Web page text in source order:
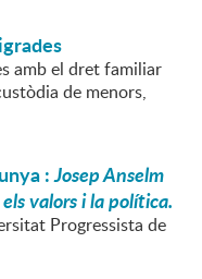
amb el dret familiar
de menors,
:Josep Anselm
valors i la política.
Progressista de